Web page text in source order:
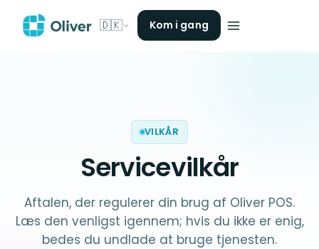
🇩🇰 Kom i gang
VILKÅR
Servicevilkår
Aftalen, der regulerer din brug af Oliver POS.
Læs den venligst igennem; hvis du ikke er enig,
bedes du undlade at bruge tjenesten.